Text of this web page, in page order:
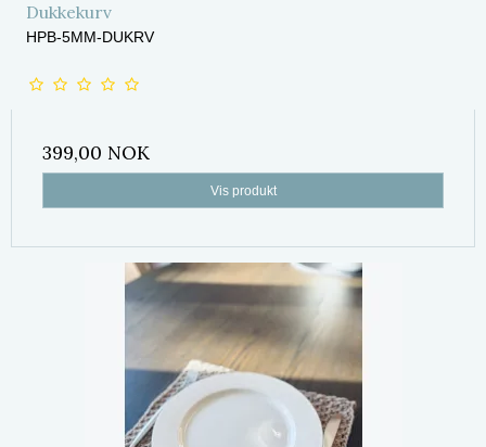
Dukkekurv
HPB-5MM-DUKRV
399,00 NOK
Vis produkt